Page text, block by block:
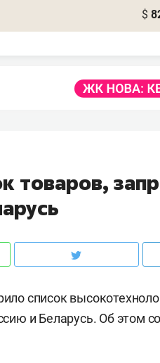
$
товаров,
список
и Беларусь. Об этом